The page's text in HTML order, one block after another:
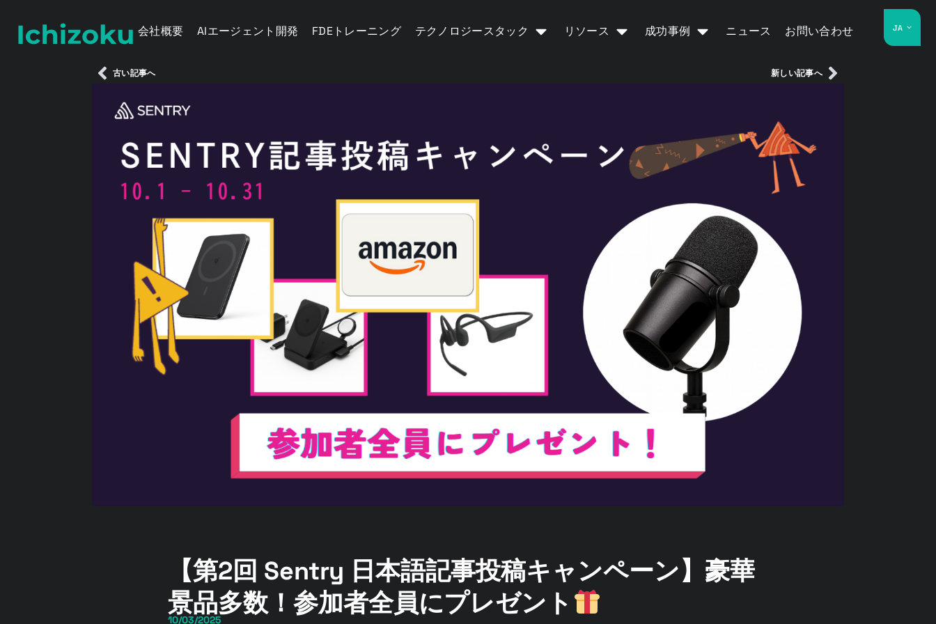
会社概要 AIエージェント開発 FDEトレーニング テクノロジースタック リソース 成功事例 ニュース お問い合わせ JA
古い記事へ 新しい記事へ
【第2回 Sentry 日本語記事投稿キャンペーン】豪華
景品多数！参加者全員にプレゼント
10/03/2025